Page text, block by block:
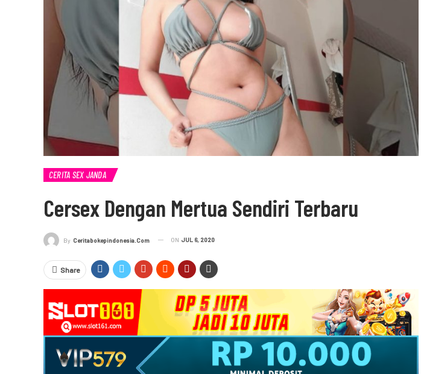
CERITA SEX JANDA
Cersex Dengan Mertua Sendiri Terbaru
By Ceritabokepindonesia.com ON JUL 6, 2020
Share